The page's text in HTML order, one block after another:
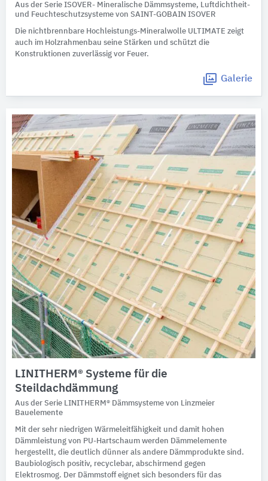
Aus der Serie ISOVER- Mineralische Dämmsysteme, Luftdichtheit-
und Feuchteschutzsysteme von SAINT-GOBAIN ISOVER
Die nichtbrennbare Hochleistungs-Mineralwolle ULTIMATE zeigt
auch im Holzrahmenbau seine Stärken und schützt die
Konstruktionen zuverlässig vor Feuer.
Galerie
LINITHERM® Systeme für die
Steildachdämmung
Aus der Serie LINITHERM® Dämmsysteme von Linzmeier
Bauelemente
Mit der sehr niedrigen Wärmeleitfähigkeit und damit hohen
Dämmleistung von PU-Hartschaum werden Dämmelemente
hergestellt, die deutlich dünner als andere Dämmprodukte sind.
Baubiologisch positiv, recyclebar, abschirmend gegen
Elektrosmog. Der Dämmstoff eignet sich besonders für das